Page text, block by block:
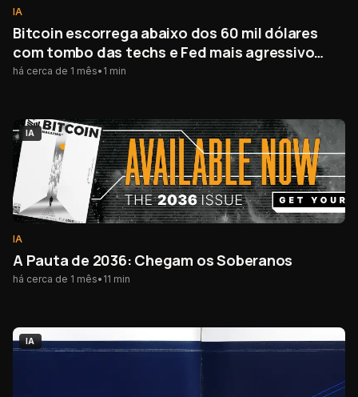
IA
Bitcoin escorrega abaixo dos 60 mil dólares
com tombo das techs e Fed mais agressivo
atingindo o mercado cripto
há cerca de 1 mês• 1 min
IA
IA
A Pauta de 2036: Chegam os Soberanos
há cerca de 1 mês• 11 min
IA